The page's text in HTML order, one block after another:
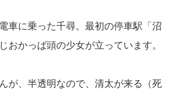
車に乗った千尋。最初の停車駅「沼
おかっぱ頭の少女が立っています。
が、半透明なので、清太が来る（死